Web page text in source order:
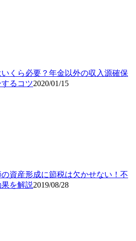
くら必要？年金以外の収入源確保
るコツ2020/01/15
資産形成に節税は欠かせない！不
を解説2019/08/28